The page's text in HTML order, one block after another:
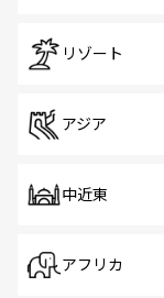
リゾート
アジア
中近東
アフリカ